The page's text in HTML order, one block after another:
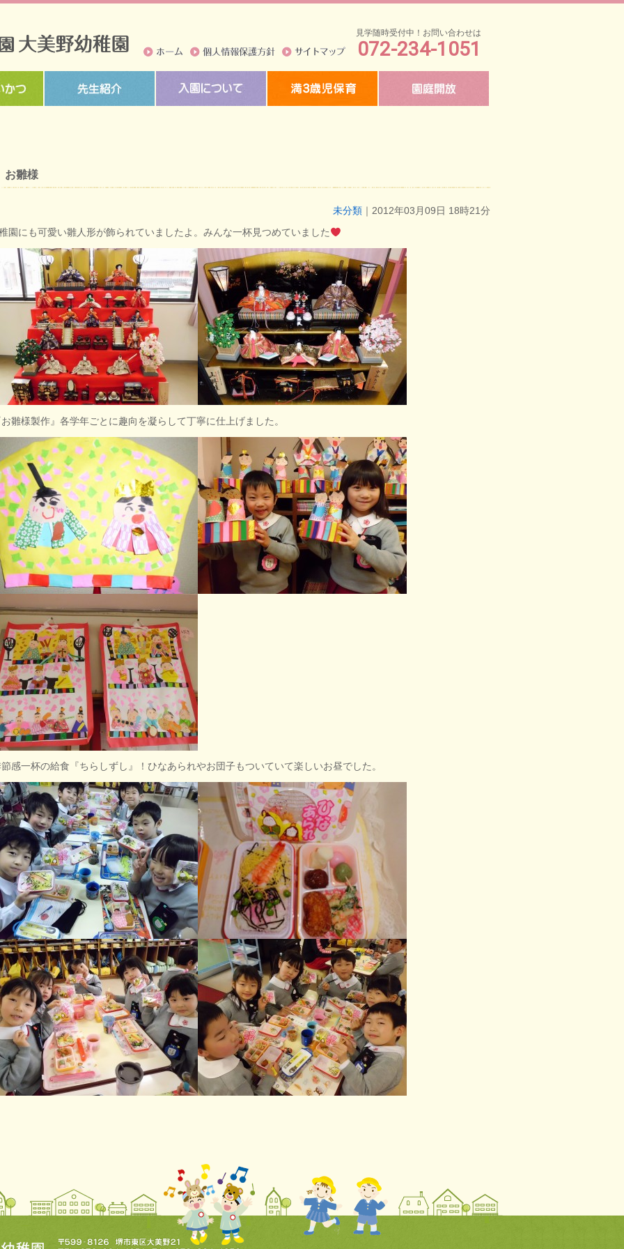
見学随時受付中！お問い合わせは
072-234-1051
お雛様
未分類 ｜2012年03月09日 18時21分
園にも可愛い雛人形が飾られていましたよ。みんな一杯見つめていました
雛様製作』各学年ごとに趣向を凝らして丁寧に仕上げました。
感一杯の給食『ちらしずし』！ひなあられやお団子もついていて楽しいお昼でした。